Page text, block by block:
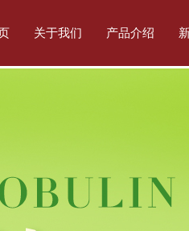
关于我们 产品介绍